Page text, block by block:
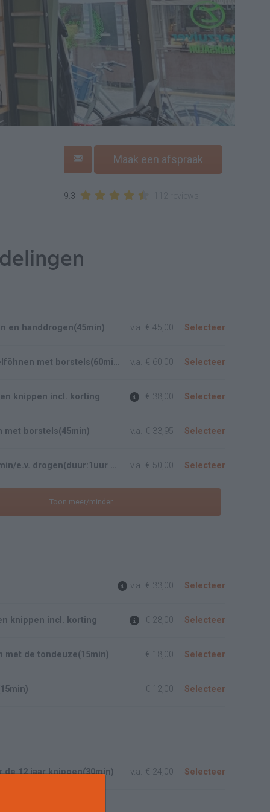
Maak een afspraak
9.3
en handdrogen(45min) v.a. € 45,00 Selecteer
Was/knip/modelföhnen met borstels(60min) v.a. € 60,00 Selecteer
knippen incl. korting € 38,00 Selecteer
met borstels(45min) v.a. € 33,95 Selecteer
1 x Kleuren 15 min/e.v. drogen(duur:1uur 30 min) v.a. € 50,00 Selecteer
Toon meer/minder
v.a. € 33,00 Selecteer
knippen incl. korting € 28,00 Selecteer
met de tondeuze(15min) € 18,00 Selecteer
€ 12,00 Selecteer
de 12 jaar knippen(30min) v.a. € 24,00 Selecteer